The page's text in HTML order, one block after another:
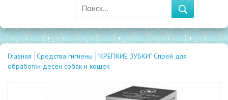
Главная Средства гигиены
"КРЕПКИЕ ЗУБКИ" Спрей для
обработки дёсен собак и кошек